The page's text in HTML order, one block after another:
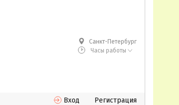
Санкт-Петербург
Часы работы
Вход Регистрация